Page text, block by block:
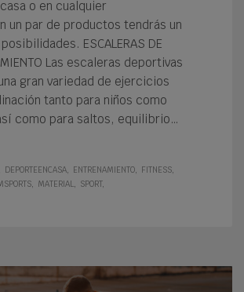
o en cualquier
un par de productos tendrás un
ESCALERAS DE
Las escaleras deportivas
gran variedad de ejercicios
tanto para niños como
como para saltos, equilibrio…
DEPORTEENCASA ENTRENAMIENTO
FITNESS
MATERIAL SPORT